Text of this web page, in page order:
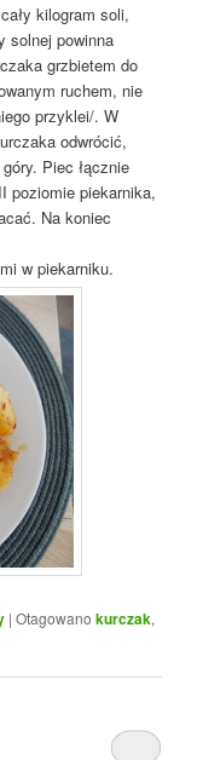
kilogram soli,
solnej powinna
grzbietem do
ruchem, nie
przyklei/. W
odwrócić,
Piec łącznie
poziomie piekarnika,
Na koniec
w piekarniku.
|Otagowano kurczak,